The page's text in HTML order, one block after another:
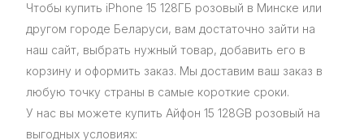
Чтобы купить iPhone 15 128ГБ розовый в Минске или
другом городе Беларуси, вам достаточно зайти на
наш сайт, выбрать нужный товар, добавить его в
корзину и оформить заказ. Мы доставим ваш заказ в
любую точку страны в самые короткие сроки.
У нас вы можете купить Айфон 15 128GB розовый на
выгодных условиях: